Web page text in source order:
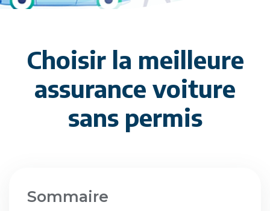
Choisir la meilleure
assurance voiture
sans permis
Sommaire